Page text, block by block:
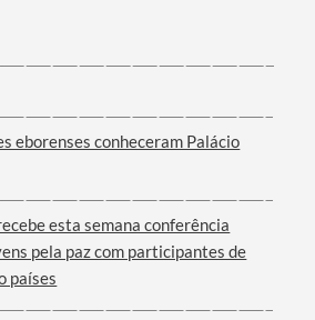
eborenses conheceram Palácio
esta semana conferência
pela paz com participantes de
países